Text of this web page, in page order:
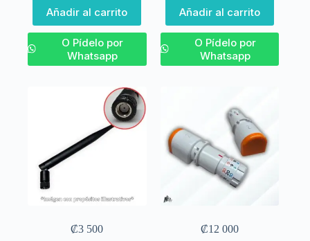
Añadir al carrito
O Pídelo por
Whatsapp
Añadir al carrito
O Pídelo por
Whatsapp
₡3 500
₡12 000